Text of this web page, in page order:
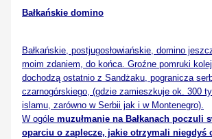
Bałkańskie domino
Bałkańskie, postjugosłowiańskie, domino
moim zdaniem, do końca. Groźne pomruki
dochodzą ostatnio z Sandżaku, pogranicza
czarnogórskiego, (gdzie zamieszkuje ok. 300
islamu, zarówno w Serbii jak i w Montenegro).
W ogóle muzułmanie na Bałkanach poczuli
oparciu o zaplecze, jakie otrzymali niegdyś